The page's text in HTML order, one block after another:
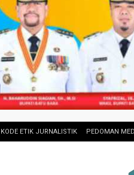
KODE ETIK JURNALISTIK PEDOMAN